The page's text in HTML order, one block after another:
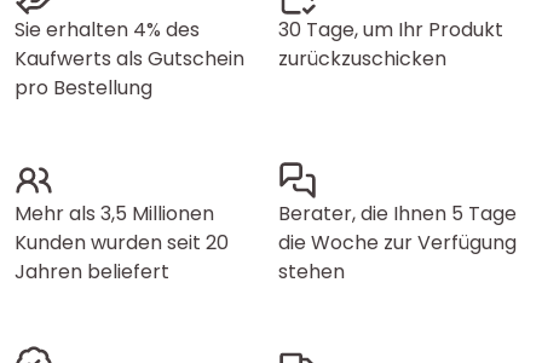
Sie erhalten 4% des
Kaufwerts als Gutschein
pro Bestellung
30 Tage, um Ihr Produkt
zurückzuschicken
Mehr als 3,5 Millionen
Kunden wurden seit 20
Jahren beliefert
Berater, die Ihnen 5 Tage
die Woche zur Verfügung
stehen